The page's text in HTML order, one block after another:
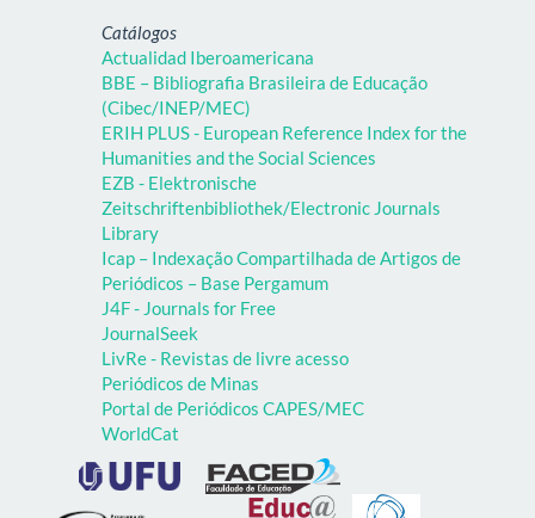
Catálogos
Actualidad Iberoamericana
BBE – Bibliografia Brasileira de Educação
(Cibec/INEP/MEC)
ERIH PLUS - European Reference Index for the
Humanities and the Social Sciences
EZB - Elektronische
Zeitschriftenbibliothek/Electronic Journals
Library
Icap – Indexação Compartilhada de Artigos de
Periódicos – Base Pergamum
J4F - Journals for Free
JournalSeek
LivRe - Revistas de livre acesso
Periódicos de Minas
Portal de Periódicos CAPES/MEC
WorldCat